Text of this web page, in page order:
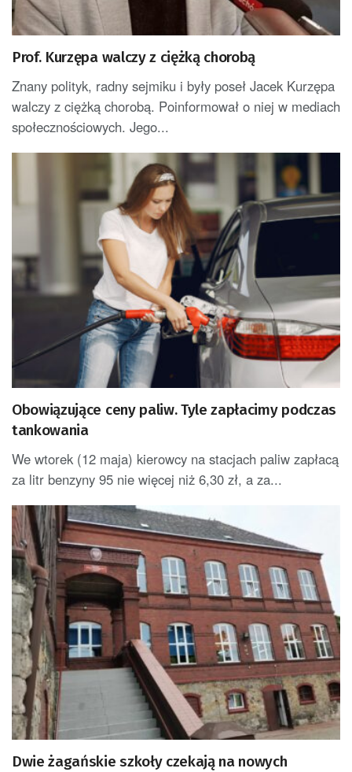
Prof. Kurzępa walczy z ciężką chorobą
Znany polityk, radny sejmiku i były poseł Jacek Kurzępa
walczy z ciężką chorobą. Poinformował o niej w mediach
społecznościowych. Jego...
Obowiązujące ceny paliw. Tyle zapłacimy podczas
tankowania
We wtorek (12 maja) kierowcy na stacjach paliw zapłacą
za litr benzyny 95 nie więcej niż 6,30 zł, a za...
Dwie żagańskie szkoły czekają na nowych